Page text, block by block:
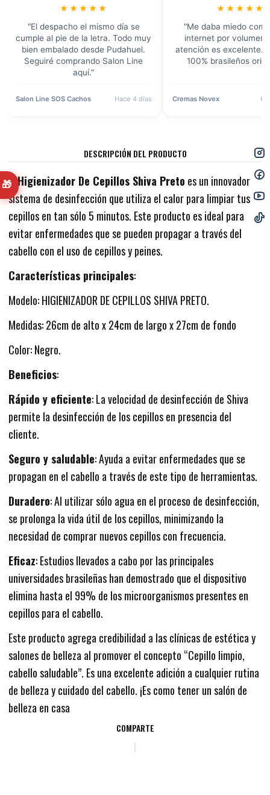
🎁
★★★★★
"El despacho el mismo día se
cumple al pie de la letra. Todo muy
bien embalado desde Pudahuel.
Seguiré comprando Salon Line
aquí."
Salon Line SOS Cachos Hace 4 días
★★★★★
"Me daba miedo
internet por volumen,
atención es excelente.
100% brasileños
Cremas Novex
DESCRIPCIÓN DEL PRODUCTO
ElHigienizador De Cepillos Shiva Preto es un innovador
sistema de desinfección que utiliza el calor para limpiar tus
cepillos en tan sólo 5 minutos. Este producto es ideal para
evitar enfermedades que se pueden propagar a través del
cabello con el uso de cepillos y peines.
Características principales:
Modelo: HIGIENIZADOR DE CEPILLOS SHIVA PRETO.
Medidas: 26cm de alto x 24cm de largo x 27cm de fondo
Color: Negro.
Beneficios:
Rápido y eficiente: La velocidad de desinfección de Shiva
permite la desinfección de los cepillos en presencia del
cliente.
Seguro y saludable: Ayuda a evitar enfermedades que se
propagan en el cabello a través de este tipo de herramientas.
Duradero: Al utilizar sólo agua en el proceso de desinfección,
se prolonga la vida útil de los cepillos, minimizando la
necesidad de comprar nuevos cepillos con frecuencia.
Eficaz: Estudios llevados a cabo por las principales
universidades brasileñas han demostrado que el dispositivo
elimina hasta el 99% de los microorganismos presentes en
cepillos para el cabello.
Este producto agrega credibilidad a las clínicas de estética y
salones de belleza al promover el concepto “Cepillo limpio,
cabello saludable”. Es una excelente adición a cualquier rutina
de belleza y cuidado del cabello. ¡Es como tener un salón de
belleza en casa
COMPARTE